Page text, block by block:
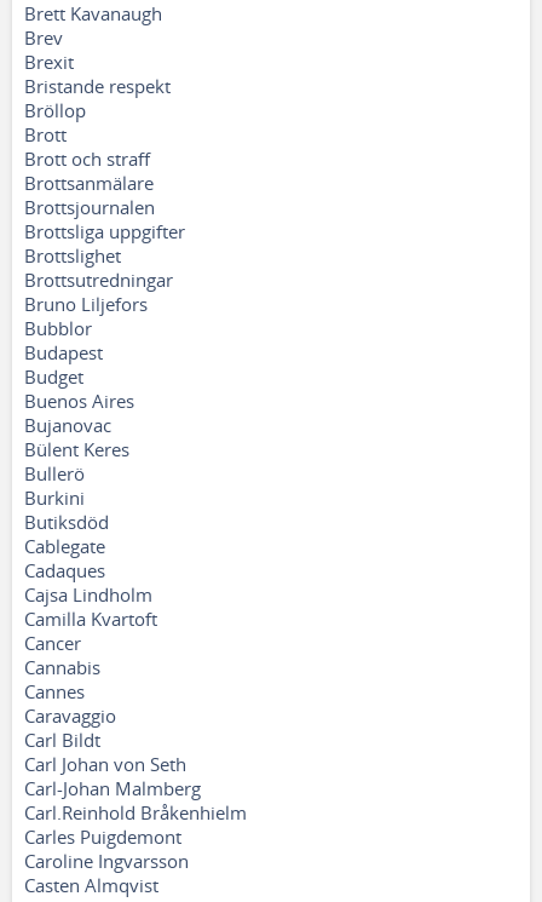
Brett Kavanaugh
Brev
Brexit
Bristande respekt
Bröllop
Brott
Brott och straff
Brottsanmälare
Brottsjournalen
Brottsliga uppgifter
Brottslighet
Brottsutredningar
Bruno Liljefors
Bubblor
Budapest
Budget
Buenos Aires
Bujanovac
Bülent Keres
Bullerö
Burkini
Butiksdöd
Cablegate
Cadaques
Cajsa Lindholm
Camilla Kvartoft
Cancer
Cannabis
Cannes
Caravaggio
Carl Bildt
Carl Johan von Seth
Carl-Johan Malmberg
Carl.Reinhold Bråkenhielm
Carles Puigdemont
Caroline Ingvarsson
Casten Almqvist